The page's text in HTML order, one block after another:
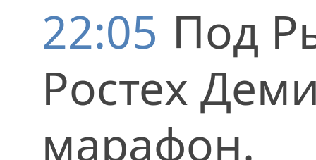
22:05 Под
Ростех
марафон.